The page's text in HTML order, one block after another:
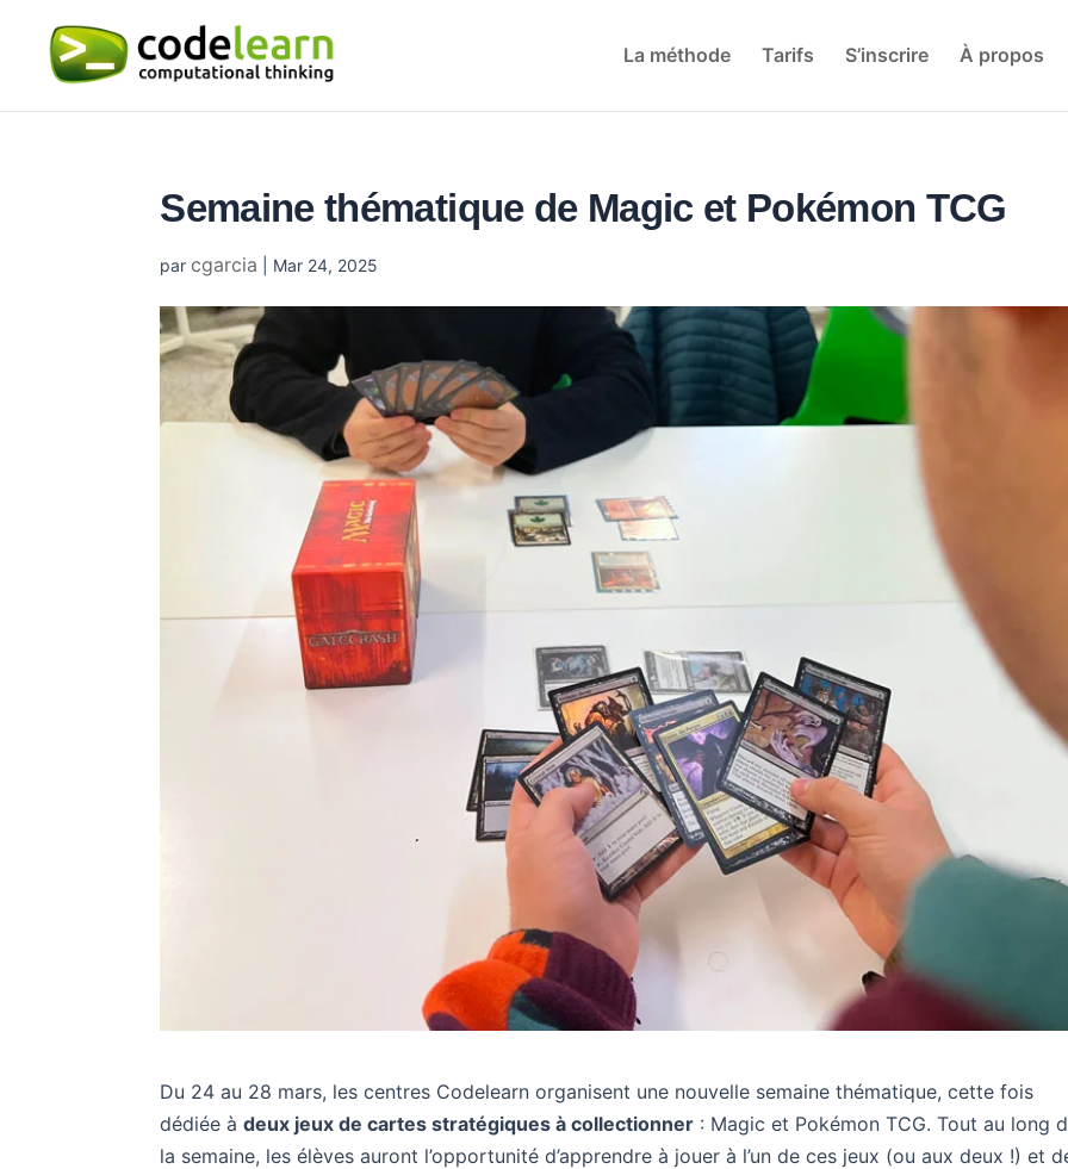
La méthode Tarifs S’inscrire À propos
Semaine thématique de Magic et Pokémon TCG
par cgarcia Mar 24, 2025
Du 24 au 28 mars, les centres Codelearn organisent une nouvelle semaine thématique, cette fois
dédiée àdeux jeux de cartes stratégiques à collectionner : Magic et Pokémon TCG. Tout au long
la semaine, les élèves auront l’opportunité d’apprendre à jouer à l’un de ces jeux (ou aux deux !) et